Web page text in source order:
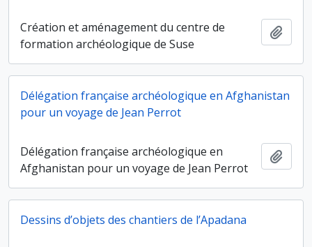
Création et aménagement du centre de
formation archéologique de Suse
Délégation française archéologique en Afghanistan
pour un voyage de Jean Perrot
Délégation française archéologique en
Afghanistan pour un voyage de Jean Perrot
Dessins d’objets des chantiers de l’Apadana